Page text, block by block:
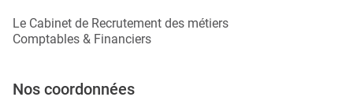
Le Cabinet de Recrutement des métiers
Comptables & Financiers
Nos coordonnées